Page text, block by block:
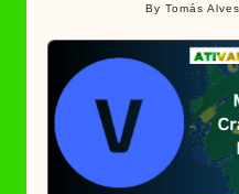
Posted
ByTomás Alves